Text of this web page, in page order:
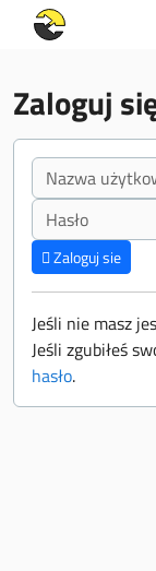
Zaloguj
Zaloguj sie
Jeśli nie masz
Jeśli zgubiłeś
hasło.